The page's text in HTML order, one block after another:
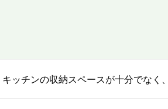
キッチンの収納スペースが十分でな